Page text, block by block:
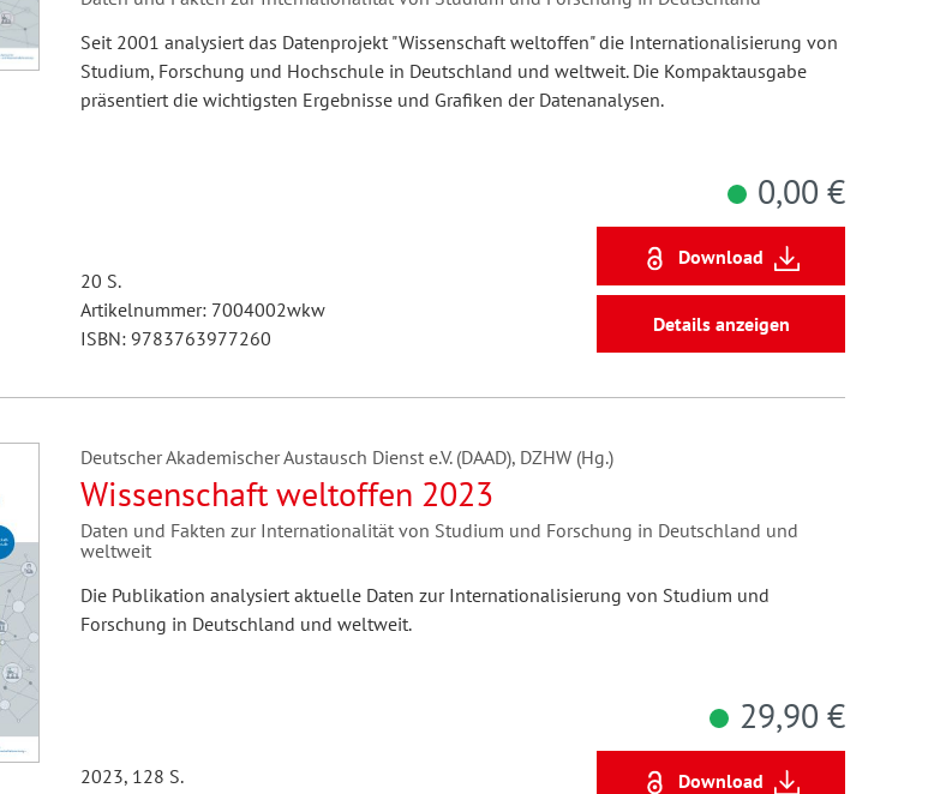
Seit 2001 analysiert das Datenprojekt "Wissenschaft weltoffen" die Internationalisierung von
Studium, Forschung und Hochschule in Deutschland und weltweit. Die Kompaktausgabe
präsentiert die wichtigsten Ergebnisse und Grafiken der Datenanalysen.
20 S.
Artikelnummer: 7004002wkw
ISBN: 9783763977260
0,00 €
Download
Details anzeigen
Deutscher Akademischer Austausch Dienst e.V. (DAAD), DZHW (Hg.)
Wissenschaft weltoffen 2023
Daten und Fakten zur Internationalität von Studium und Forschung in Deutschland und
weltweit
Die Publikation analysiert aktuelle Daten zur Internationalisierung von Studium und
Forschung in Deutschland und weltweit.
2023, 128 S.
29,90 €
Download